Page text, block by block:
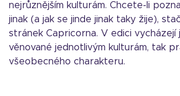
nejrůznějším kulturám. Chcete-li
jinak (a jak se jinde jinak taky žije),
stránek Capricorna. V edici vycházejí
věnované jednotlivým kulturám, tak
všeobecného charakteru.